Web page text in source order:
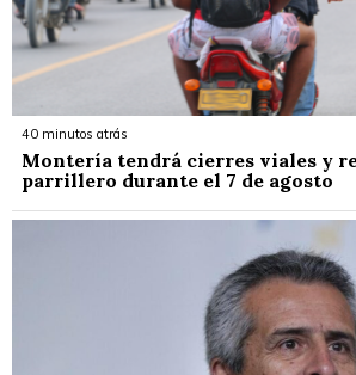
40 minutos atrás
Montería tendrá cierres viales y
parrillero durante el 7 de agosto